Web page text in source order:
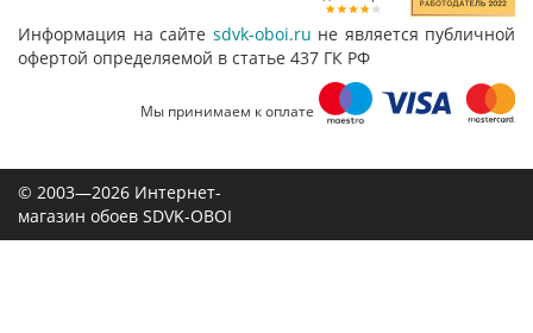
Информация на сайте sdvk-oboi.ru не является публичной
офертой определяемой в статье 437 ГК РФ
Мы принимаем к оплате
© 2003—2026 Интернет-
магазин обоев SDVK-OBOI